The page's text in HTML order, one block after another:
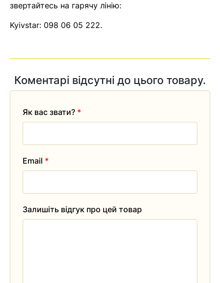
звертайтесь на гарячу лінію:
Kyivstar: 098 06 05 222.
Коментарі відсутні до цього товару.
Залишіть відгук про цей товар
Як вас звати? *
Email *